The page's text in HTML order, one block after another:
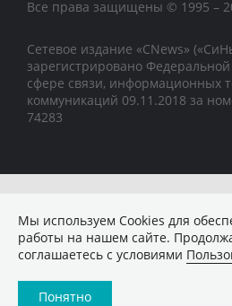
Все права защищены © 1995 –
Сетевое издание «CNews»
зарегистрировано
сфере связи, информационных
коммуникаций 09.11.2018 за
74283
Мы используем Сookies для
работы на нашем сайте.
соглашаетесь с условиями
Понятно